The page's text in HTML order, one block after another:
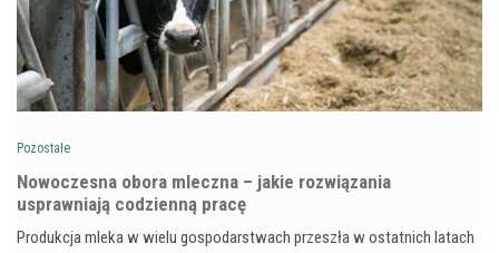
Pozostałe
Nowoczesna obora mleczna – jakie rozwiązania
usprawniają codzienną pracę
Produkcja mleka w wielu gospodarstwach przeszła w ostatnich latach